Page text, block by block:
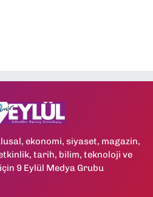
ekonomi, siyaset, magazin,
tarih, bilim, teknoloji ve
9 Eylül Medya Grubu